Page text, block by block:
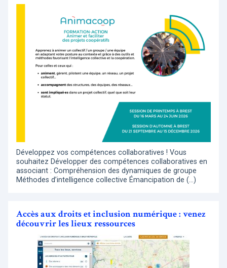
Développez vos compétences collaboratives ! Vous
souhaitez Développer des compétences collaboratives en
associant : Compréhension des dynamiques de groupe
Méthodes d’intelligence collective Émancipation de (…)
Accès aux droits et inclusion numérique : venez
découvrir les lieux ressources